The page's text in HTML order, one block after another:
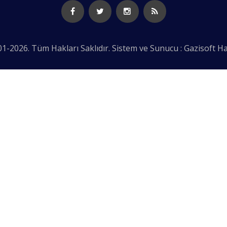
2026. Tüm Hakları Saklıdır. Sistem ve Sunucu : Gazisoft